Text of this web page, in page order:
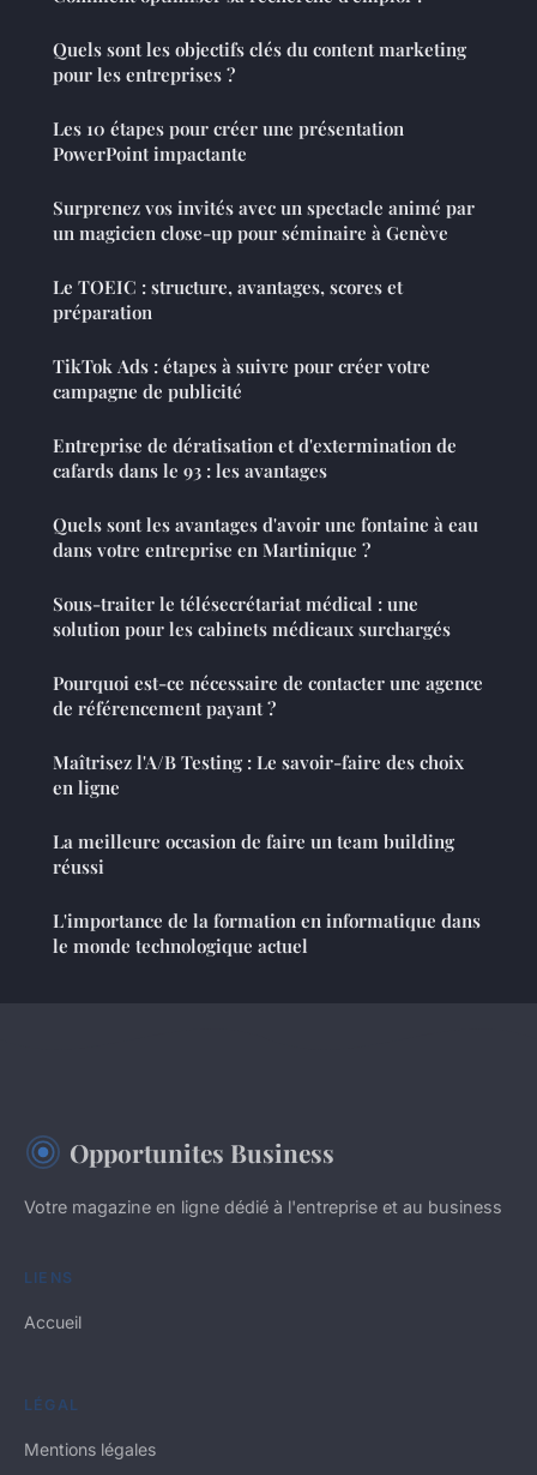
Quels sont les objectifs clés du content marketing
pour les entreprises ?
Les 10 étapes pour créer une présentation
PowerPoint impactante
Surprenez vos invités avec un spectacle animé par
un magicien close-up pour séminaire à Genève
Le TOEIC : structure, avantages, scores et
préparation
TikTok Ads : étapes à suivre pour créer votre
campagne de publicité
Entreprise de dératisation et d'extermination de
cafards dans le 93 : les avantages
Quels sont les avantages d'avoir une fontaine à eau
dans votre entreprise en Martinique ?
Sous-traiter le télésecrétariat médical : une
solution pour les cabinets médicaux surchargés
Pourquoi est-ce nécessaire de contacter une agence
de référencement payant ?
Maîtrisez l'A/B Testing : Le savoir-faire des choix
en ligne
La meilleure occasion de faire un team building
réussi
L'importance de la formation en informatique dans
le monde technologique actuel
Opportunites Business
Votre magazine en ligne dédié à l'entreprise et au business
LIENS
Accueil
LÉGAL
Mentions légales